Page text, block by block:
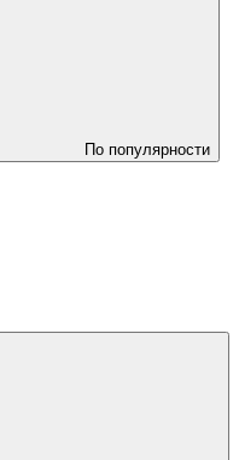
По популярности